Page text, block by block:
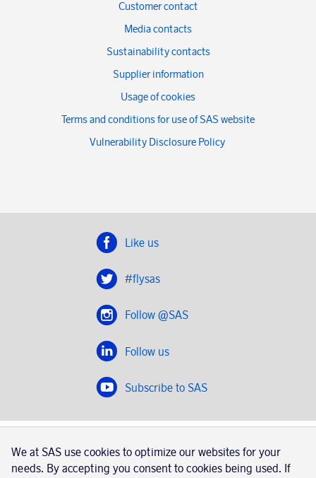
Customer contact
Media contacts
Sustainability contacts
Supplier information
Usage of cookies
Terms and conditions for use of SAS website
Vulnerability Disclosure Policy
Like us
#flysas
Follow @SAS
Follow us
Subscribe to SAS
SAS 2020
SAS AB, registration number 556606-8499, SE-195 87
Stockholm, Sweden
We at SAS use cookies to optimize our websites for your
needs. By accepting you consent to cookies being used. If